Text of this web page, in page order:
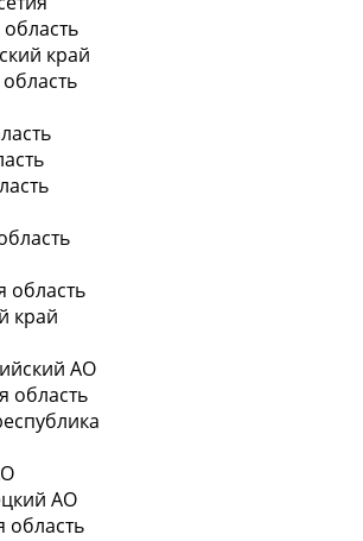
край
область
край
АО
область
АО
область